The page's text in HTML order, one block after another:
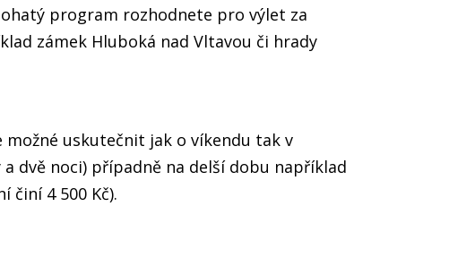
program rozhodnete pro výlet za
zámek Hluboká nad Vltavou či hrady
uskutečnit jak o víkendu tak v
dvě noci) případně na delší dobu například
činí 4 500 Kč).